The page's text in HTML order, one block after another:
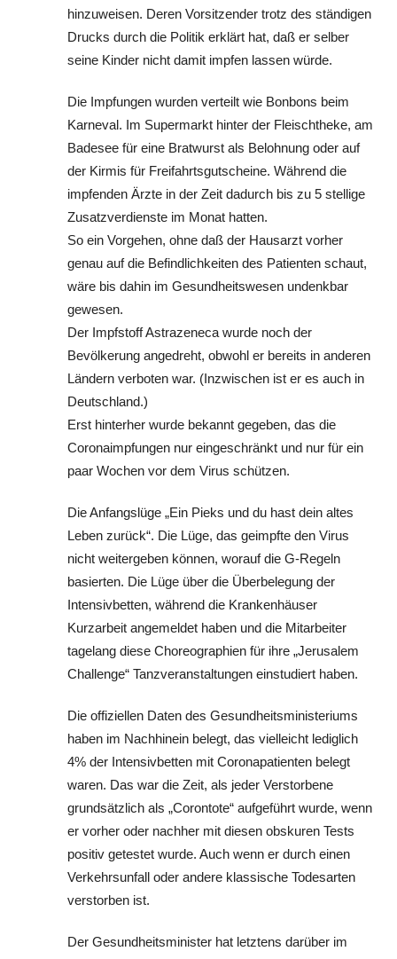
hinzuweisen. Deren Vorsitzender trotz des ständigen
Drucks durch die Politik erklärt hat, daß er selber
seine Kinder nicht damit impfen lassen würde.
Die Impfungen wurden verteilt wie Bonbons beim
Karneval. Im Supermarkt hinter der Fleischtheke, am
Badesee für eine Bratwurst als Belohnung oder auf
der Kirmis für Freifahrtsgutscheine. Während die
impfenden Ärzte in der Zeit dadurch bis zu 5 stellige
Zusatzverdienste im Monat hatten.
So ein Vorgehen, ohne daß der Hausarzt vorher
genau auf die Befindlichkeiten des Patienten schaut,
wäre bis dahin im Gesundheitswesen undenkbar
gewesen.
Der Impfstoff Astrazeneca wurde noch der
Bevölkerung angedreht, obwohl er bereits in anderen
Ländern verboten war. (Inzwischen ist er es auch in
Deutschland.)
Erst hinterher wurde bekannt gegeben, das die
Coronaimpfungen nur eingeschränkt und nur für ein
paar Wochen vor dem Virus schützen.
Die Anfangslüge „Ein Pieks und du hast dein altes
Leben zurück“. Die Lüge, das geimpfte den Virus
nicht weitergeben können, worauf die G-Regeln
basierten. Die Lüge über die Überbelegung der
Intensivbetten, während die Krankenhäuser
Kurzarbeit angemeldet haben und die Mitarbeiter
tagelang diese Choreographien für ihre „Jerusalem
Challenge“ Tanzveranstaltungen einstudiert haben.
Die offiziellen Daten des Gesundheitsministeriums
haben im Nachhinein belegt, das vielleicht lediglich
4% der Intensivbetten mit Coronapatienten belegt
waren. Das war die Zeit, als jeder Verstorbene
grundsätzlich als „Corontote“ aufgeführt wurde, wenn
er vorher oder nachher mit diesen obskuren Tests
positiv getestet wurde. Auch wenn er durch einen
Verkehrsunfall oder andere klassische Todesarten
verstorben ist.
Der Gesundheitsminister hat letztens darüber im